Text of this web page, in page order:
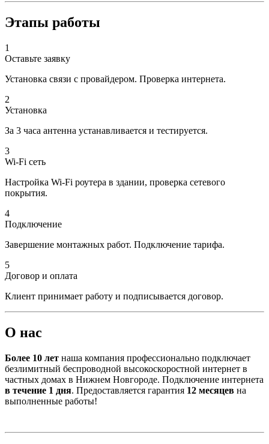
Этапы работы
1
Оставьте заявку
Установка связи с провайдером. Проверка интернета.
2
Установка
За 3 часа антенна устанавливается и тестируется.
3
Wi-Fi сеть
Настройка Wi-Fi роутера в здании, проверка сетевого
покрытия.
4
Подключение
Завершение монтажных работ. Подключение тарифа.
5
Договор и оплата
Клиент принимает работу и подписывается договор.
О нас
Более 10 лет наша компания профессионально подключает
безлимитный беспроводной высокоскоростной интернет в
частных домах в Нижнем Новгороде. Подключение интернета
в течение 1 дня. Предоставляется гарантия 12 месяцев на
выполненные работы!